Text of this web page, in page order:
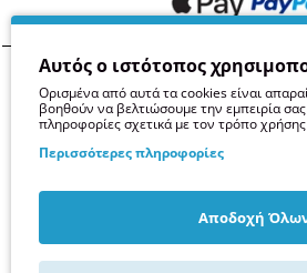
ΌροιΑπόρρητοΑσφάλεια
Αυτός ο ιστότοπος
Ορισμένα από αυτά τα cookies είναι
βοηθούν να βελτιώσουμε την εμπειρία
πληροφορίες σχετικά με τον τρόπο
Περισσότερες πληροφορίες
Αποδοχή